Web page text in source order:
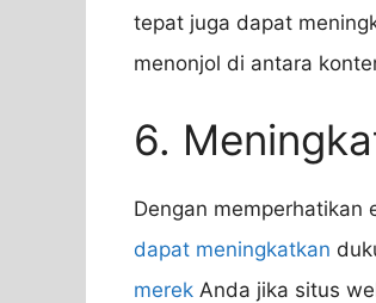
tepat juga dapat
menonjol di antara
6.
Dengan memperhatikan
dapat meningkatkan
merek Anda jika situs